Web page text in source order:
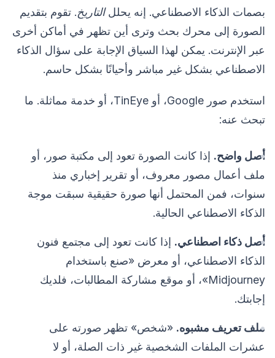
بصمات الذكاء الاصطناعي. إنه يحللالتاريخ. تقوم بتقديم
الصورة إلى محرك بحث وترى أين تظهر في أماكن أخرى
عبر الإنترنت. يمكن لهذا السياق الإجابة على سؤال الذكاء
الاصطناعي بشكل غير مباشر وأحيانًا بشكل حاسم.
استخدم صور Google، أو TinEye، أو خدمة مماثلة. ما
تبحث عنه:
أصل واضح. إذا كانت الصورة تعود إلى مكتبة صور، أو
ملف أعمال مصور معروف، أو تقرير إخباري منذ
سنوات، فمن المحتمل أنها صورة حقيقية سبقت موجة
الذكاء الاصطناعي الحالية.
أصل ذكاء اصطناعي. إذا كانت تعود إلى مجتمع فنون
الذكاء الاصطناعي، أو معرض «صنع باستخدام
Midjourney»، أو موقع مشاركة المطالبات، فلديك
إجابتك.
ملف تعريف مشبوه. «شخص» تظهر صورته على
عشرات الملفات الشخصية غير ذات الصلة، أو لا